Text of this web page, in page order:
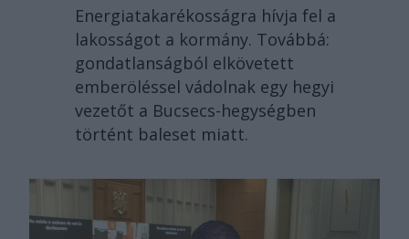
Energiatakarékosságra hívja fel a
lakosságot a kormány. Továbbá:
gondatlanságból elkövetett
emberöléssel vádolnak egy hegyi
vezetőt a Bucsecs-hegységben
történt baleset miatt.